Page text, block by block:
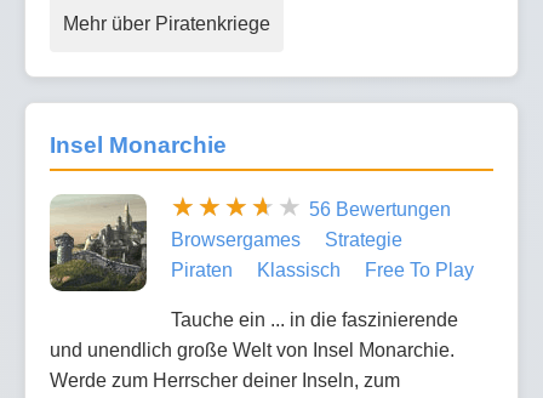
Mehr über Piratenkriege
Insel Monarchie
56 Bewertungen
Browsergames
Strategie
Piraten
Klassisch Free To Play
Tauche ein ... in die faszinierende
und unendlich große Welt von Insel Monarchie.
Werde zum Herrscher deiner Inseln, zum